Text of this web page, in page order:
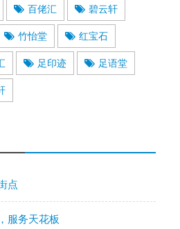
百佬汇 碧云轩
竹怡堂 红宝石
足印迹 足语堂
点
服务天花板